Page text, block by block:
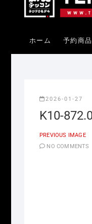
ホーム 予約商品
2026-01-27
K10-
PREVIOUS IMAGE
NO COMMENTS